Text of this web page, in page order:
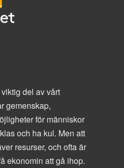
del av vårt
gemenskap,
för människor
och ha kul. Men att
resurser, och ofta är
ekonomin att gå ihop.